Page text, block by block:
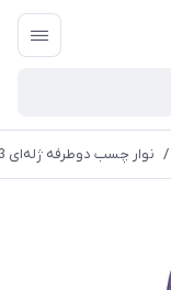
/ نوار چسب دوطرفه ژله‌ای 3و4 سانت